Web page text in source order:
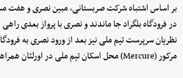
بر اساس اشتباه شرکت صربستانی، مبین نصری و هفت
در فرودگاه بلگراد جا ماندند و نصری با پرواز بعدی
نظریان سرپرست تیم ملی نیز بعد از ورود نصری به
مرکور (Mercure) محل اسکان تیم ملی در اورلئان همراهی کرد.